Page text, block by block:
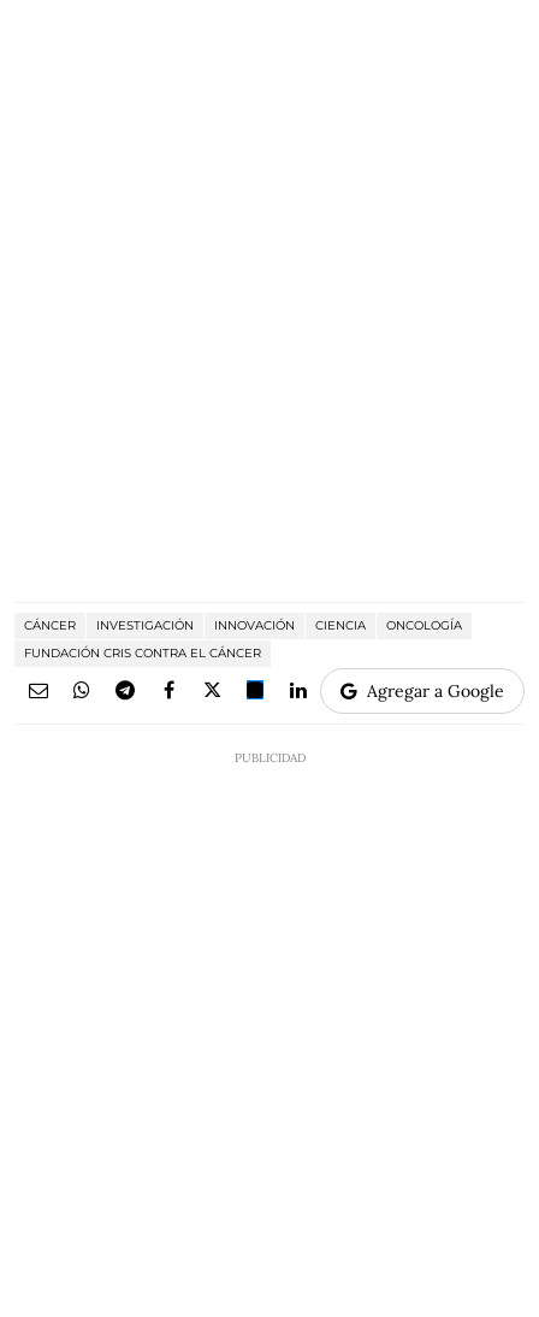
CÁNCER INVESTIGACIÓN INNOVACIÓN CIENCIA
ONCOLOGÍA
FUNDACIÓN CRIS CONTRA EL CÁNCER
Agregar a Google